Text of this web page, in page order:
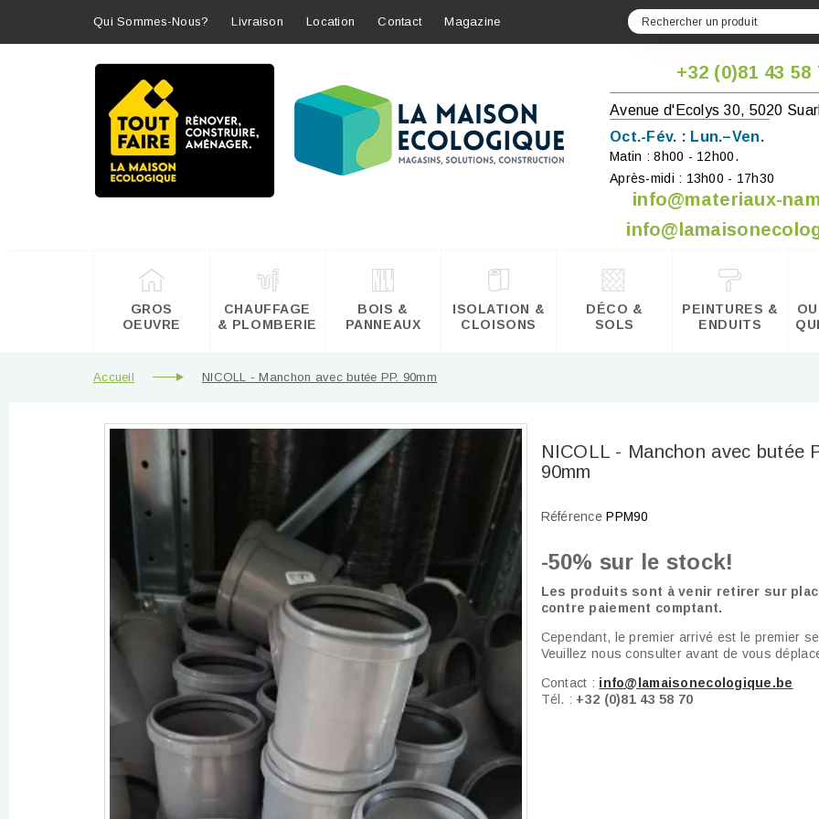
Qui Sommes-Nous? Livraison Location Contact Magazine
+32 (0)81 43 58
Avenue d'Ecolys 30, 5020
Oct.-Fév. : Lun.–Ven.
Matin : 8h00 - 12h00.
Après-midi : 13h00 - 17h30
info@materiaux-
GROS
OEUVRE
CHAUFFAGE
& PLOMBERIE
BOIS &
PANNEAUX
ISOLATION &
CLOISONS
DÉCO &
SOLS
PEINTURES &
ENDUITS
Accueil NICOLL - Manchon avec butée PP. 90mm
NICOLL - Manchon avec butée
90mm
Référence PPM90
-50% sur le stock!
Les produits sont à venir retirer sur
contre paiement comptant.
Cependant, le premier arrivé est le premier
Veuillez nous consulter avant de vous
Contact : info@lamaisonecologique.be
Tél. : +32 (0)81 43 58 70